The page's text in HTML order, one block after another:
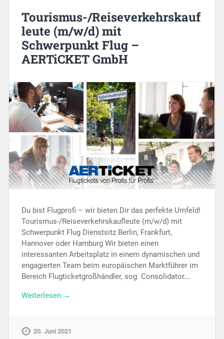
Tourismus-/Reiseverkehrskauf
leute (m/w/d) mit
Schwerpunkt Flug –
AERTiCKET GmbH
Du bist Flugprofi – wir bieten Dir das perfekte Umfeld!
Tourismus-/Reiseverkehrskaufleute (m/w/d) mit
Schwerpunkt Flug Dienstsitz Berlin, Frankfurt,
Hannover oder Hamburg Wir bieten einen
interessanten Arbeitsplatz in einem dynamischen und
engagierten Team beim europäischen Marktführer im
Bereich Flugticketgroßhändler, sog. Consolidator….
Weiterlesen →
20. Juni 2021